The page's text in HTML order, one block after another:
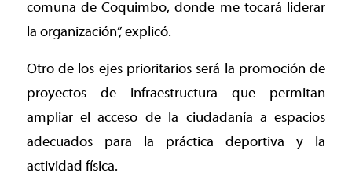
comuna de Coquimbo, donde me tocará liderar
la organización”, explicó.
Otro de los ejes prioritarios será la promoción de
proyectos de infraestructura que permitan
ampliar el acceso de la ciudadanía a espacios
adecuados para la práctica deportiva y la
actividad física.